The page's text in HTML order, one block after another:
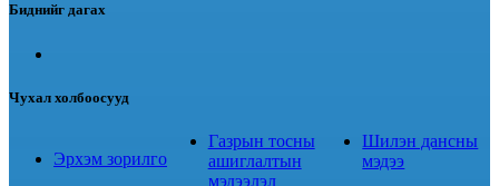
Биднийг дагах
Чухал холбоосууд
Эрхэм зорилго
Газрын тосны
ашиглалтын
мэдээлэл
Шилэн дансны
мэдээ